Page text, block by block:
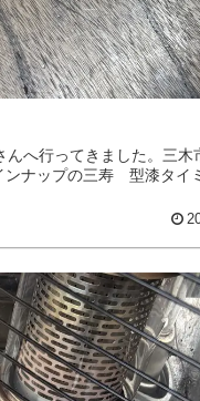
へ行ってきました。三木
ナップの三寿ゞ型漆タイ